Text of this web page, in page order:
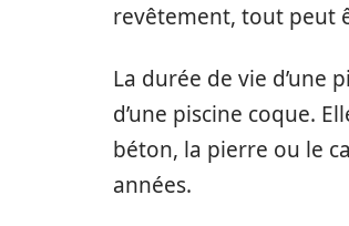
revêtement, tout peut
La durée de vie d’une
d’une piscine coque.
béton, la pierre ou le
années.